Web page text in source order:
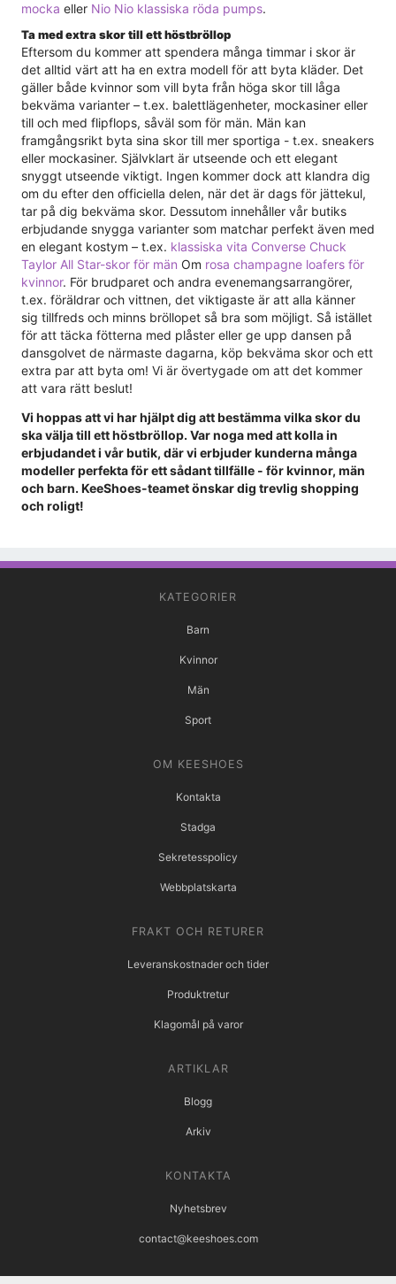
mocka eller Nio Nio klassiska röda pumps.
Ta med extra skor till ett höstbröllop
Eftersom du kommer att spendera många timmar i skor är
det alltid värt att ha en extra modell för att byta kläder. Det
gäller både kvinnor som vill byta från höga skor till låga
bekväma varianter – t.ex. balettlägenheter, mockasiner eller
till och med flipflops, såväl som för män. Män kan
framgångsrikt byta sina skor till mer sportiga - t.ex. sneakers
eller mockasiner. Självklart är utseende och ett elegant
snyggt utseende viktigt. Ingen kommer dock att klandra dig
om du efter den officiella delen, när det är dags för jättekul,
tar på dig bekväma skor. Dessutom innehåller vår butiks
erbjudande snygga varianter som matchar perfekt även med
en elegant kostym – t.ex. klassiska vita Converse Chuck
Taylor All Star-skor för män Om rosa champagne loafers för
kvinnor. För brudparet och andra evenemangsarrangörer,
t.ex. föräldrar och vittnen, det viktigaste är att alla känner
sig tillfreds och minns bröllopet så bra som möjligt. Så istället
för att täcka fötterna med plåster eller ge upp dansen på
dansgolvet de närmaste dagarna, köp bekväma skor och ett
extra par att byta om! Vi är övertygade om att det kommer
att vara rätt beslut!
Vi hoppas att vi har hjälpt dig att bestämma vilka skor du
ska välja till ett höstbröllop. Var noga med att kolla in
erbjudandet i vår butik, där vi erbjuder kunderna många
modeller perfekta för ett sådant tillfälle - för kvinnor, män
och barn. KeeShoes-teamet önskar dig trevlig shopping
och roligt!
KATEGORIER
Barn
Kvinnor
Män
Sport
OM KEESHOES
Kontakta
Stadga
Sekretesspolicy
Webbplatskarta
FRAKT OCH RETURER
Leveranskostnader och tider
Produktretur
Klagomål på varor
ARTIKLAR
Blogg
Arkiv
KONTAKTA
Nyhetsbrev
contact@keeshoes.com